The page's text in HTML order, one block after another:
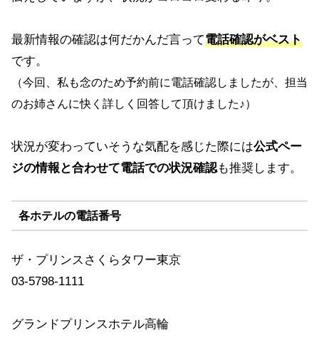
最新情報の確認は何だかんだ言って電話確認がベスト
です。
（今回、私も念のため予約前に電話確認しましたが、担当
のお姉さんに快く詳しく回答して頂けました♪）
状況が変わっていそうな気配を感じた際には公式ペー
ジの情報と合わせて電話での状況確認も推奨します。
各ホテルの電話番号
ザ・プリンスさくらタワー東京
03-5798-1111
グランドプリンスホテル高輪